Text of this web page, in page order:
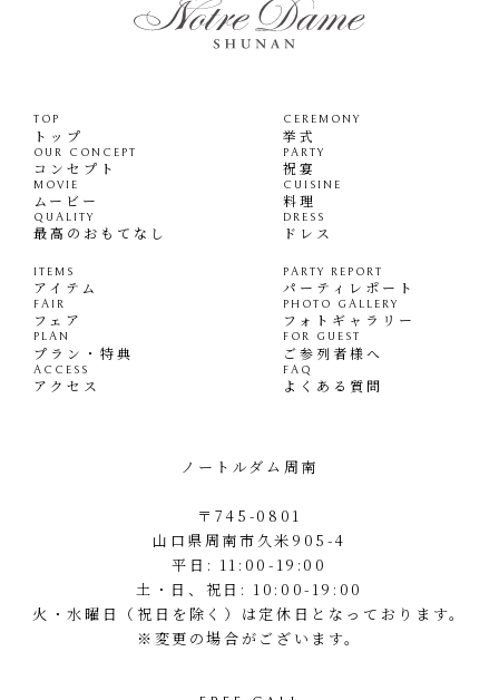
TOP
トップ
OUR CONCEPT
コンセプト
MOVIE
ムービー
QUALITY
最高のおもてなし
CEREMONY
挙式
PARTY
祝宴
CUISINE
料理
DRESS
ドレス
ITEMS
アイテム
FAIR
フェア
PLAN
プラン・特典
ACCESS
アクセス
PARTY REPORT
パーティレポート
PHOTO GALLERY
フォトギャラリー
FOR GUEST
ご参列者様へ
FAQ
よくある質問
ノートルダム周南
〒745-0801
山口県周南市久米905-4
平日: 11:00-19:00
土・日、祝日: 10:00-19:00
火・水曜日（祝日を除く）は定休日となっております。
※変更の場合がございます。